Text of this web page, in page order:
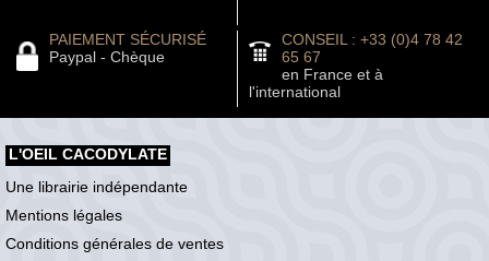
PAIEMENT SÉCURISÉ
Paypal - Chèque
CONSEIL : +33 (0)4 78 42
65 67
en France et à
l'international
L'OEIL CACODYLATE
Une librairie indépendante
Mentions légales
Conditions générales de ventes